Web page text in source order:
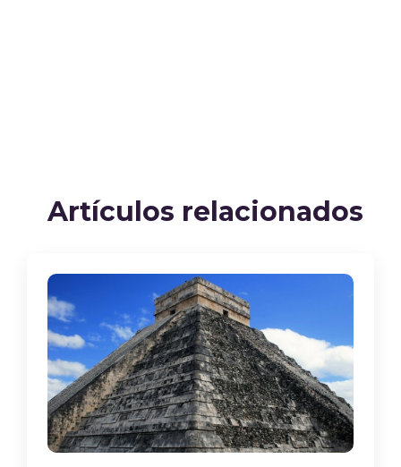
Artículos relacionados